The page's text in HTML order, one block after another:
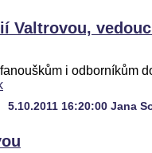
Valtrovou,
i odborníkům
5.10.2011 16:20:00 Jana